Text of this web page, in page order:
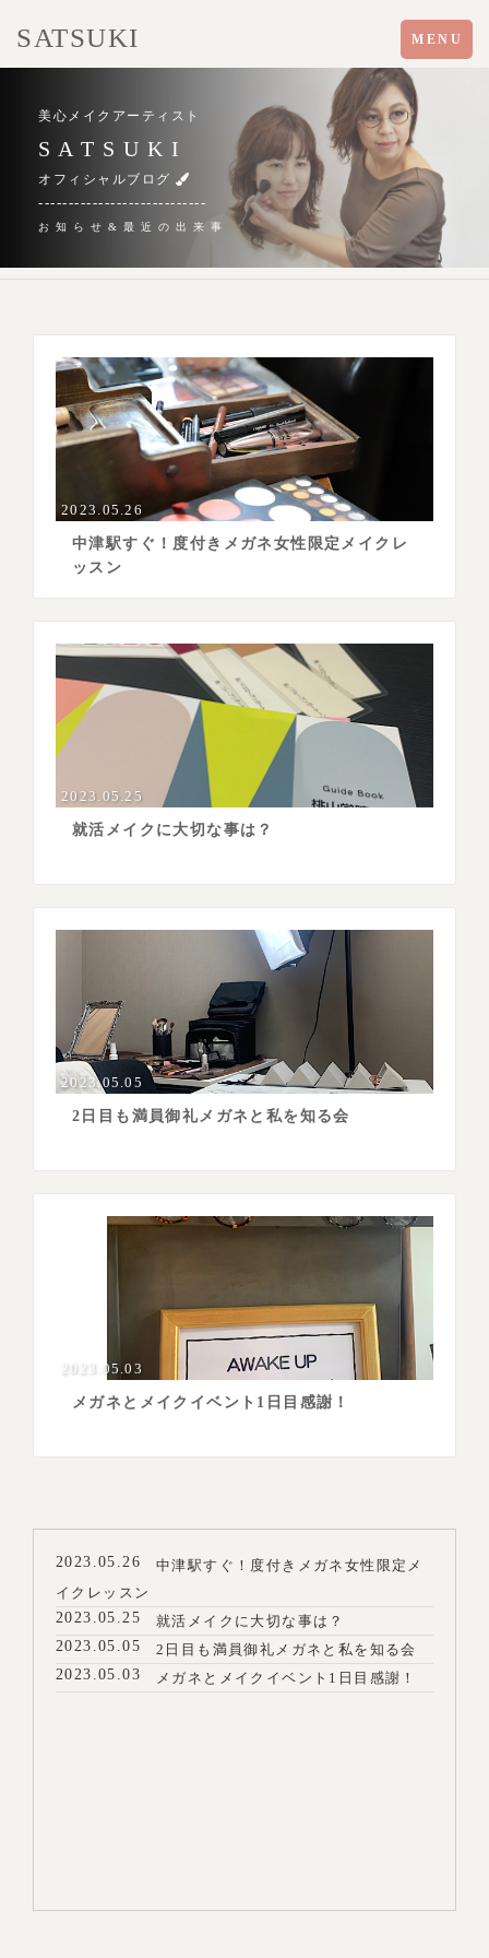
Toggle
navigation
MENU
SATSUKI
美心メイクアーティスト
S A T S U K I
オフィシャルブログ
----------------------------
お 知 ら せ & 最 近 の 出 来 事
2023.05.26
中津駅すぐ！度付きメガネ女性限定メイクレ
ッスン
2023.05.25
就活メイクに大切な事は？
2023.05.05
2日目も満員御礼メガネと私を知る会
2023.05.03
メガネとメイクイベント1日目感謝！
2023.05.26
中津駅すぐ！度付きメガネ女性限定メ
イクレッスン
2023.05.25
就活メイクに大切な事は？
2023.05.05
2日目も満員御礼メガネと私を知る会
2023.05.03
メガネとメイクイベント1日目感謝！